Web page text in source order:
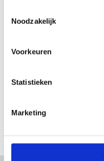
Noodzakelijk
Voorkeuren
Statistieken
Marketing